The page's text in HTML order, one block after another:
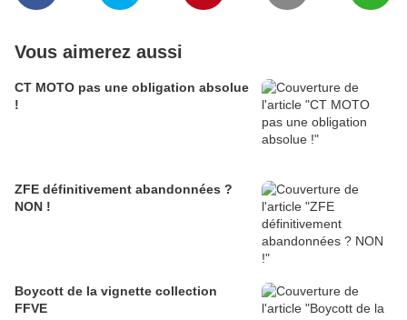
Vous aimerez aussi
CT MOTO pas une obligation absolue
!
ZFE définitivement abandonnées ?
NON !
Boycott de la vignette collection
FFVE